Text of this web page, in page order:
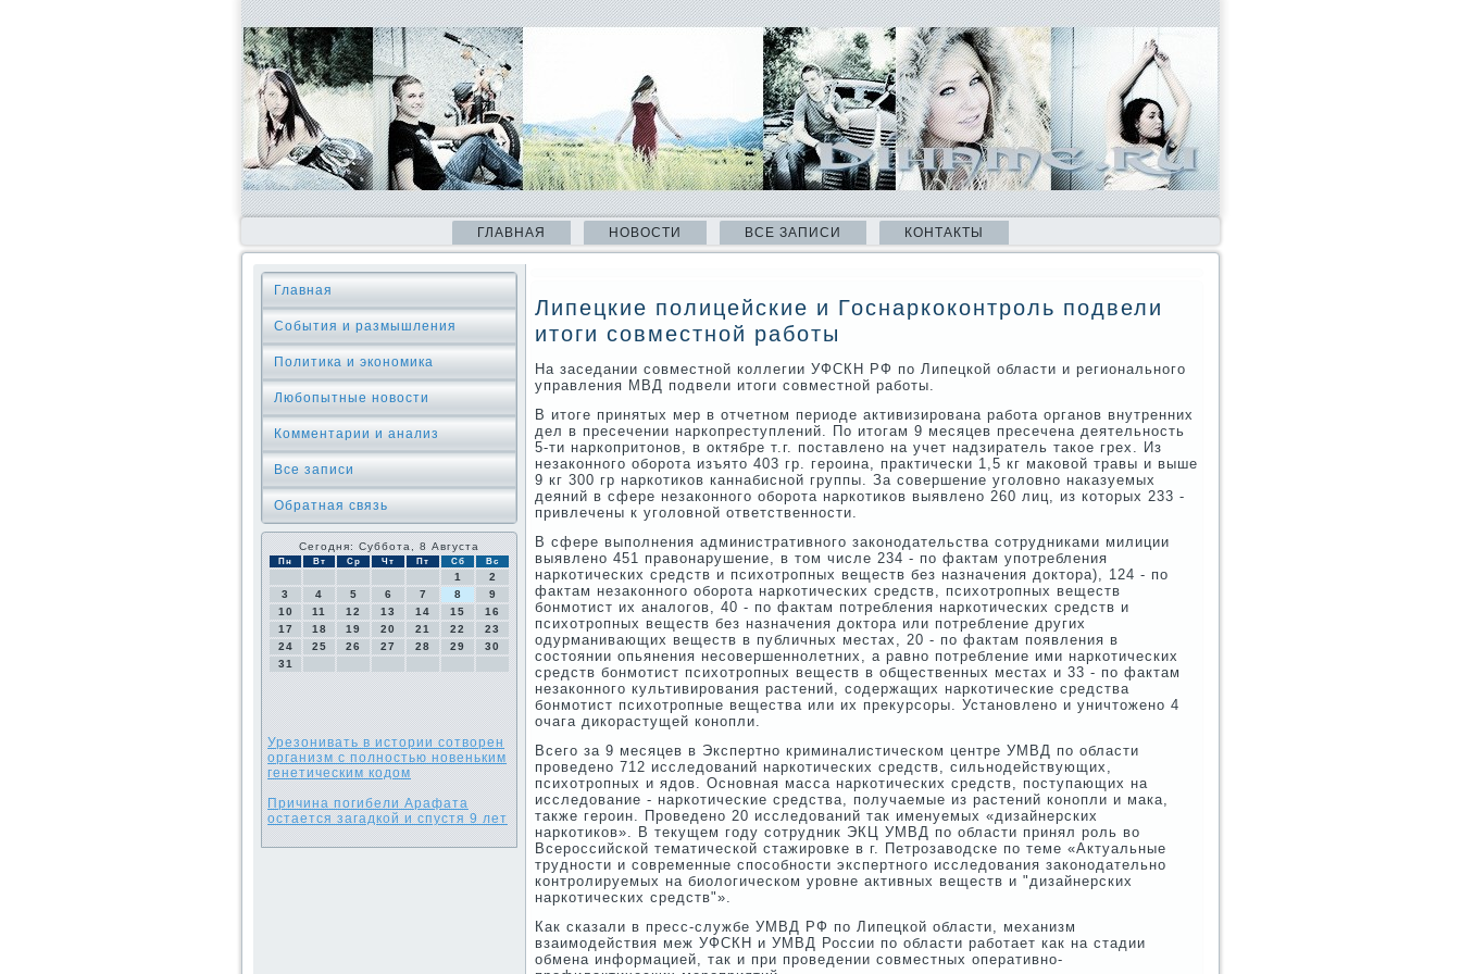
ГЛАВНАЯ НОВОСТИ ВСЕ ЗАПИСИ КОНТАКТЫ
Главная
События и размышления
Политика и экономика
Любопытные новости
Комментарии и анализ
Все записи
Обратная связь
Сегодня: Суббота, 8 Августа
Пн Вт Ср Чт Пт Сб Вс
1
2
3
4 5 6 7 8
9
10
11 12 13 14 15
16
17
18 19 20 21 22
23
24
25 26 27 28 29
30
31
Урезонивать в истории сотворен
организм с полностью новеньким
генетическим кодом
Причина погибели Арафата
остается загадкой и спустя 9 лет
Липецкие полицейские и Госнаркоконтроль подвели
итоги совместной работы
На заседании совместной коллегии УФСКН РФ по Липецкой области и регионального
управления МВД подвели итоги совместной работы.
В итоге принятых мер в отчетном периоде активизирована работа органов внутренних
дел в пресечении наркопреступлений. По итогам 9 месяцев пресечена деятельность
5-ти наркопритонов, в октябре т.г. поставлено на учет надзиратель такое грех. Из
незаконного оборота изъято 403 гр. героина, практически 1,5 кг маковой травы и выше
9 кг 300 гр наркотиков каннабисной группы. За совершение уголовно наказуемых
деяний в сфере незаконного оборота наркотиков выявлено 260 лиц, из которых 233 -
привлечены к уголовной ответственности.
В сфере выполнения администра­тивного законодатель­ства сотрудни­ками милиции
выявлено 451 правонарушение, в том числе 234 - по фактам употребления
наркотических средств и психотропных веществ без назна­чения доктора), 124 - по
фактам незаконного оборота нарко­тических средств, психотропных веществ
бонмотист их аналогов, 40 - по фактам по­требления наркотических средств и
психотропных ве­ществ без назна­чения доктора или потребление других
одурманивающих ве­ществ в публичных мес­тах, 20 - по фактам появле­ния в
состоянии опьянения несо­вер­шеннолетних, а равно потребление ими нарко­тических
средств бонмотист психо­тропных веществ в обществен­ных местах и 33 - по фактам
неза­конного культивирования растений, содержащих наркотические средства
бонмотист психотропные вещества или их прекурсоры. Установлено и уничтожено 4
очага дикорастущей конопли.
Всего за 9 месяцев в Экспертно криминалистическом центре УМВД по области
проведено 712 исследований наркотических средств, сильнодействующих,
психотропных и ядов. Основная масса наркотических средств, поступающих на
исследование - наркотические средства, получаемые из растений конопли и мака,
также героин. Проведено 20 исследований так именуемых «дизайнерских
наркотиков». В текущем году сотрудник ЭКЦ УМВД по области принял роль во
Всероссийской тематической стажировке в г. Петрозаводске по теме «Актуальные
трудности и современные способности экспертного исследования законодательно
контролируемых на биологическом уровне активных веществ и "дизайнерских
наркотических средств"».
Как сказали в пресс-службе УМВД РФ по Липецкой области, механизм
взаимодействия меж УФСКН и УМВД России по области работает как на стадии
обмена информацией, так и при проведении совместных оперативно-